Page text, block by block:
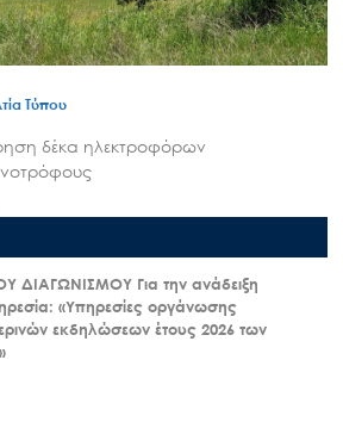
Τύπου
δέκα ηλεκτροφόρων
ΔΙΑΓΩΝΙΣΜΟΥ Για την ανάδειξη
«Υπηρεσίες οργάνωσης
εκδηλώσεων έτους 2026 των